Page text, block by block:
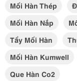
Mối Hàn Thép
Mối Hàn Nắp
Tẩy Mối Hàn
Mối Hàn Kumwell
Que Hàn Co2